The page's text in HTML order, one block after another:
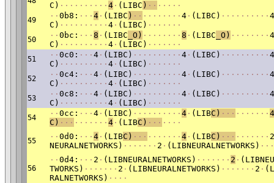
C) · · · · · · · · · · 4 · (LIBC ) · · · · · · ·
49 · · 0b8: · · · 4 · (LIBC ) · · · · · · · · · · 4 · (LIBC) · · · · · · · · · · 4
C) · · · · · · · · · · 4 · (LIBC) · · · · · · ·
50 · · 0bc: · · · 8 · (LIBC _O) · · · · · · · · 8 · (LIBC _O) · · · · · · · · 4
C) · · · · · · · · · · 4 · (LIBC) · · · · · · ·
51 · · 0c0: · · · 4 · (LIBC) · · · · · · · · · · 4 · (LIBC) · · · · · · · · · · 4
C) · · · · · · · · · · 4 · (LIBC) · · · · · · ·
52 · · 0c4: · · · 4 · (LIBC) · · · · · · · · · · 4 · (LIBC) · · · · · · · · · · 4
C) · · · · · · · · · · 4 · (LIBC) · · · · · · ·
53 · · 0c8: · · · 4 · (LIBC) · · · · · · · · · · 4 · (LIBC) · · · · · · · · · · 4
C) · · · · · · · · · · 4 · (LIBC) · · · · · · ·
54 · · 0cc: · · · 4 · (LIBC) · · · · · · · · · · 4 · (LIBC) · · · · · · · · · · 4
C) · · · · · · · · · · 4 · (LIBC) · · · · · · ·
55 · · 0d0: · · · 4 · (LIBC) · · · · · · · · · · 4 · (LIBC) · · · · · · · · · · 2
NEURALNETWORKS) · · · · · · · 2 · (LIBNEURALNETWORKS) · · ·
56
· · 0d4: · · · 2 · (LIBNEURALNETWORKS) · · · · · · · 2 ·
TWORKS) · · · · · · · 2 · (LIBNEURALNETWORKS) · · · · · · · 2 ·
RALNETWORKS) · · · ·